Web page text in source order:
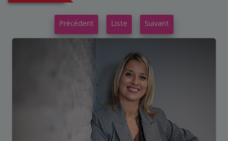
Précédent Liste Suivant